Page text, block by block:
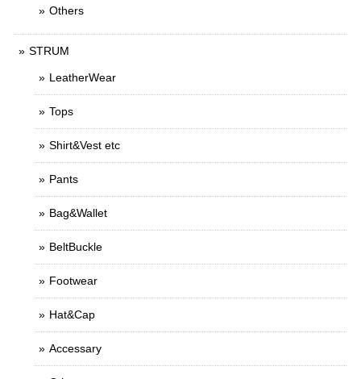
Others
STRUM
LeatherWear
Tops
Shirt&Vest etc
Pants
Bag&Wallet
BeltBuckle
Footwear
Hat&Cap
Accessary